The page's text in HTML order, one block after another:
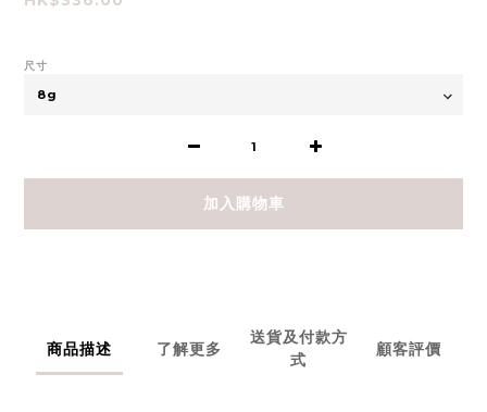
尺寸
加入購物車
商品描述 了解更多
送貨及付款方
式
顧客評價